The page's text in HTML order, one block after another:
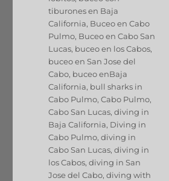
tiburones en Baja
California, Buceo en Cabo
Pulmo, Buceo en Cabo San
Lucas, buceo en los Cabos,
buceo en San Jose del
Cabo, buceo enBaja
California, bull sharks in
Cabo Pulmo,Cabo Pulmo,
Cabo San Lucas,diving in
Baja California, Diving in
Cabo Pulmo,diving in
Cabo San Lucas,diving in
los Cabos,diving in San
Jose del Cabo,diving with